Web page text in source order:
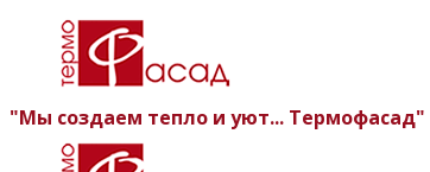
"Мы создаем тепло и уют... Термофасад"